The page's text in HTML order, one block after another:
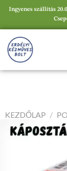
Ingyenes szállítás
KEZDŐLAP /